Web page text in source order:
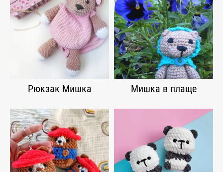
Рюкзак Мишка Мишка в плаще